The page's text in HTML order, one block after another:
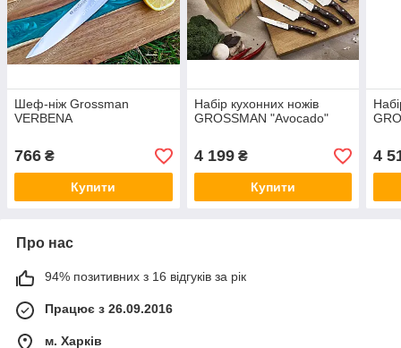
Шеф-ніж Grossman
VERBENA
766 ₴
Купити
Набір кухонних ножів
GROSSMAN "Avocado"
4 199₴
Купити
4
Про нас
94% позитивних з 16 відгуків за рік
Працює з 26.09.2016
м. Харків